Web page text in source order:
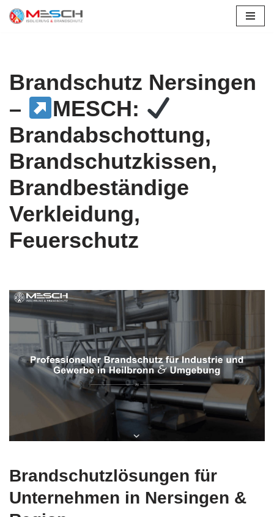
Brandschutz Nersingen
–
MESCH:
Brandabschottung,
Brandschutzkissen,
Brandbeständige
Verkleidung,
Feuerschutz
Brandschutzlösungen für
Unternehmen in Nersingen &